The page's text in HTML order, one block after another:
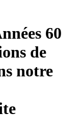
60
de
notre